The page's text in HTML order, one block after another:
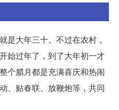
是大年三十。不过在农村，
始过年了，到了大年初一才
个腊月都是充满喜庆和热闹
、贴春联、放鞭炮等，共同